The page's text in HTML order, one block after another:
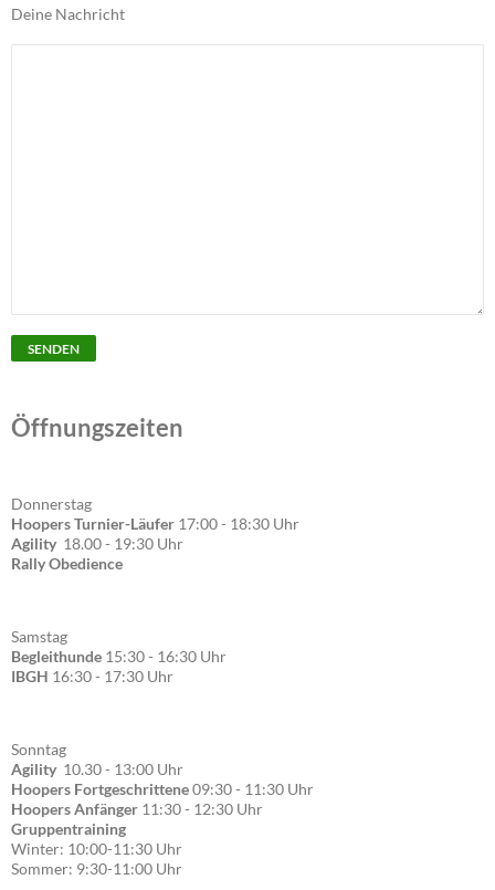
Deine Nachricht
Öffnungszeiten
Donnerstag
Hoopers Turnier-Läufer 17:00 - 18:30 Uhr
Agility 18.00 - 19:30 Uhr
Rally Obedience
Samstag
Begleithunde 15:30 - 16:30 Uhr
IBGH 16:30 - 17:30 Uhr
Sonntag
Agility 10.30 - 13:00 Uhr
Hoopers Fortgeschrittene09:30 - 11:30 Uhr
Hoopers Anfänger 11:30 - 12:30 Uhr
Gruppentraining
Winter: 10:00-11:30 Uhr
Sommer: 9:30-11:00 Uhr